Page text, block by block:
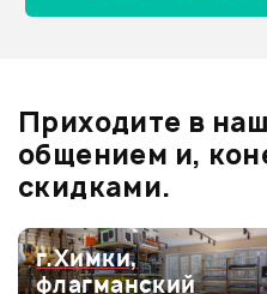
Оценка4
Оценка1
Мой отзыв о
Приходите в
общением и,
скидками.
г.Химки,
флагманский